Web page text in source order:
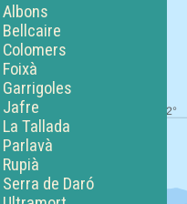
Albons
Bellcaire
Colomers
Foixà
Garrigoles
Jafre
La Tallada
Parlavà
Rupià
Serra de Daró